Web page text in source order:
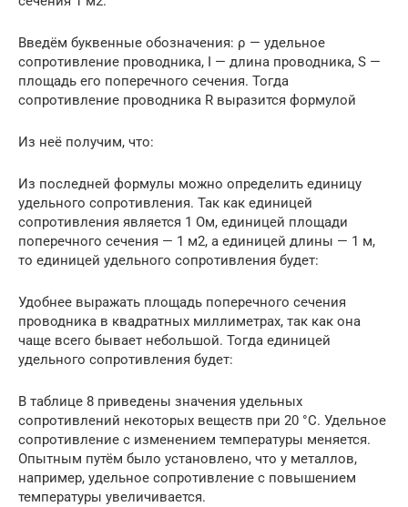
Введём буквенные обозначения: ρ — удельное
сопротивление проводника, I — длина проводника, S —
площадь его поперечного сечения. Тогда
сопротивление проводника R выразится формулой
Из неё получим, что:
Из последней формулы можно определить единицу
удельного сопротивления. Так как единицей
сопротивления является 1 Ом, единицей площади
поперечного сечения — 1 м2, а единицей длины — 1 м,
то единицей удельного сопротивления будет:
Удобнее выражать площадь поперечного сечения
проводника в квадратных миллиметpax, так как она
чаще всего бывает небольшой. Тогда единицей
удельного сопротивления будет:
В таблице 8 приведены значения удельных
сопротивлений некоторых веществ при 20 °С. Удельное
сопротивление с изменением температуры меняется.
Опытным путём было установлено, что у металлов,
например, удельное сопротивление с повышением
температуры увеличивается.